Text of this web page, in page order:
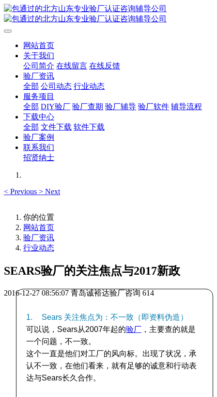
网站首页
关于我们
公司简介 在线留言 在线反馈
验厂资讯
全部 公司动态 行业动态
服务项目
全部 DIY验厂 验厂查期 验厂辅导 验厂软件 辅导流程
下载中心
全部 文件下载 软件下载
验厂案例
联系我们
招贤纳士
< Previous > Next
你的位置
网站首页
验厂资讯
行业动态
SEARS验厂的关注焦点与2017新政
2016-12-27 08:56:07 青岛诚裕达验厂咨询 614
1.
Sears 关注焦点为：不一致（即资料伪造）
可以说，Sears从2007年起的验厂 ，主要查的就是
一个问题，不一致。
这个一直是他们对工厂的风向标。出现了状况，承
认不一致，在他们看来，就有足够的诚意和行动表
达与Sears长久合作。